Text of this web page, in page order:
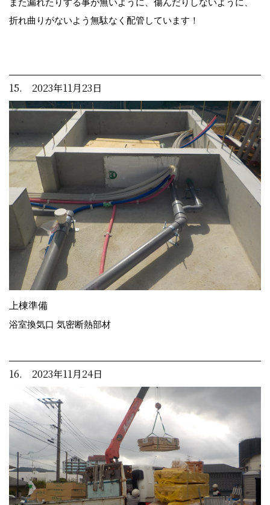
また漏れたりする事が無いように、傷んだりしないように、
折れ曲りがないよう無駄なく配管しています！
15. 2023年11月23日
上棟準備
浴室換気口 気密断熱部材
16. 2023年11月24日